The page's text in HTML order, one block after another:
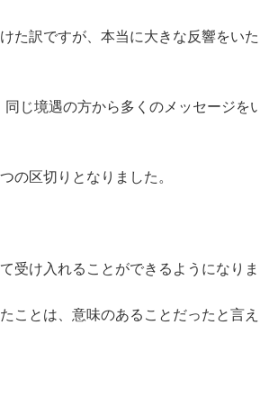
た訳ですが、本当に大きな反響をいた
じ境遇の方から多くのメッセージを
の区切りとなりました。
受け入れることができるようになりま
ことは、意味のあることだったと言え